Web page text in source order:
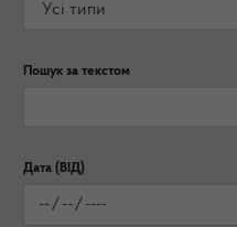
Пошук за текстом
Дата (ВІД)